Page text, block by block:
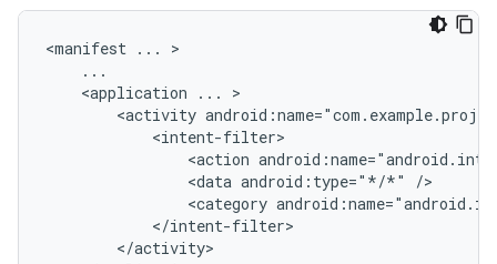
<manifest ...
<application
...
<activity
<action
<data android:type="*/*"
<category